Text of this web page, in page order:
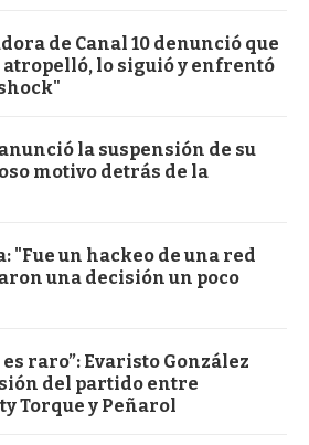
de Canal 10 denunció que
lo siguió y enfrentó
la suspensión de su
motivo detrás de la
"Fue un hackeo de una red
una decisión un poco
es raro”: Evaristo González
del partido entre
Torque y Peñarol